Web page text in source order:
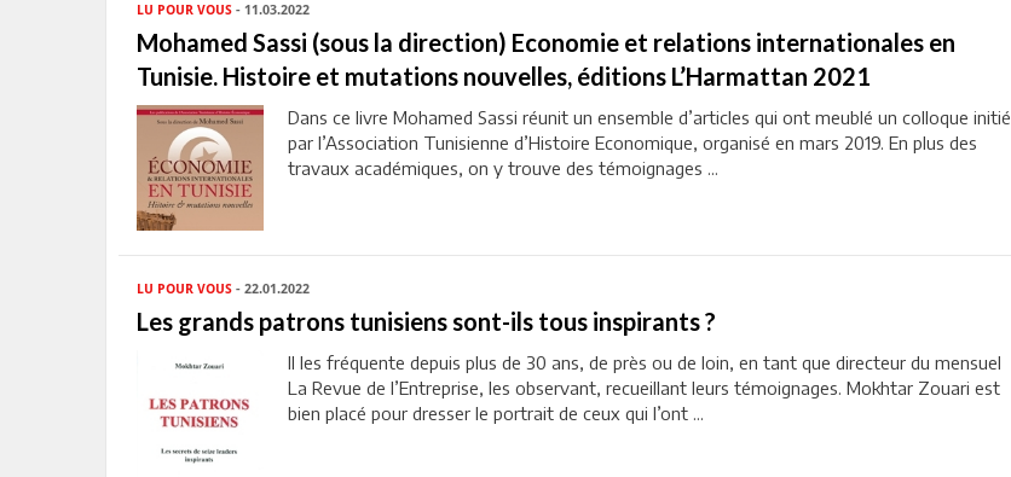
LU POUR VOUS - 11.03.2022
Mohamed Sassi (sous la direction) Economie et relations internationales en
Tunisie. Histoire et mutations nouvelles, éditions L’Harmattan 2021
Dans ce livre Mohamed Sassi réunit un ensemble d’articles qui ont meublé un colloque initié
par l’Association Tunisienne d’Histoire Economique, organisé en mars 2019. En plus des
travaux académiques, on y trouve des témoignages ...
LU POUR VOUS - 22.01.2022
Les grands patrons tunisiens sont-ils tous inspirants ?
Il les fréquente depuis plus de 30 ans, de près ou de loin, en tant que directeur du mensuel
La Revue de l’Entreprise, les observant, recueillant leurs témoignages. Mokhtar Zouari est
bien placé pour dresser le portrait de ceux qui l’ont ...